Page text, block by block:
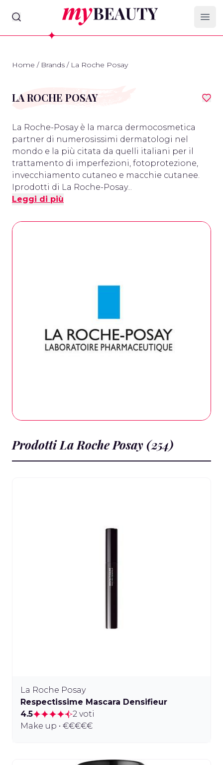
myBeauty
Home / Brands / La Roche Posay
LA ROCHE POSAY
La Roche-Posay è la marca dermocosmetica
partner di numerosissimi dermatologi nel
mondo e la più citata da quelli italiani per il
trattamento di imperfezioni, fotoprotezione,
invecchiamento cutaneo e macchie cutanee.
Iprodotti di La Roche-Posay...
Leggi di più
Prodotti La Roche Posay (254)
La Roche Posay
Respectissime Mascara Densifieur
4.5
2 voti
Make up • €€€€€